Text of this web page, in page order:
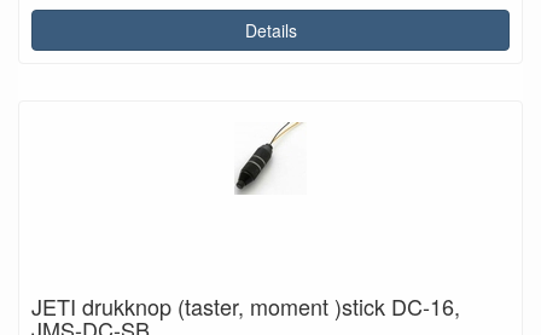
Details
JETI drukknop (taster, moment )stick DC-16,
JMS-DC-SB